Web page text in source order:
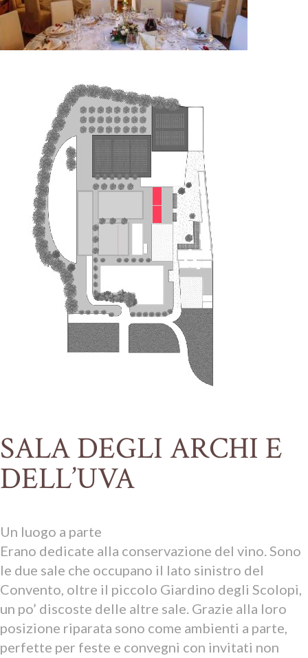
SALA DEGLI ARCHI E
DELL’UVA
Un luogo a parte
Erano dedicate alla conservazione del vino. Sono
le due sale che occupano il lato sinistro del
Convento, oltre il piccolo Giardino degli Scolopi,
un po’ discoste delle altre sale. Grazie alla loro
posizione riparata sono come ambienti a parte,
perfette per feste e convegni con invitati non